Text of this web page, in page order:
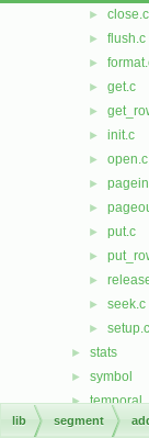
► close.c
► flush.c
►
► get.c
►
► init.c
► open.c
►
►
► put.c
►
►
► seek.c
► setup.c
► stats
► symbol
► temporal
► vector
lib segment